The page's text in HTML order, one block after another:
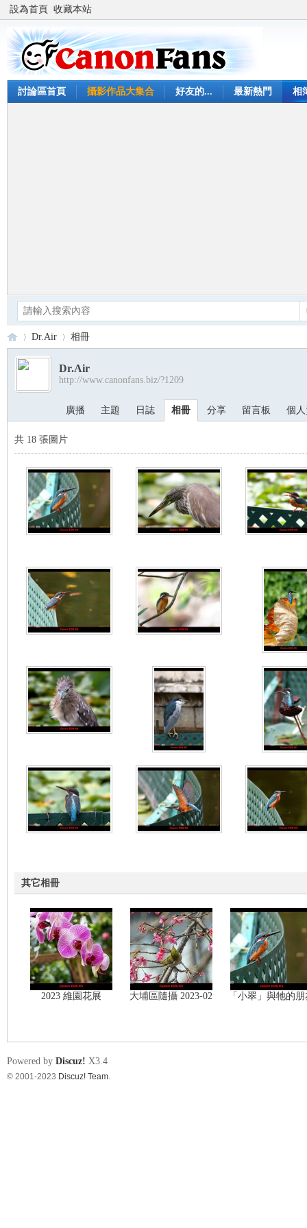
設為首頁 收藏本站
討論區首頁 攝影作品大集合 好友的... 最新熱門 相
Ca›
Dr.Air 相冊
Dr.Air
http://www.canonfans.biz/?1209
廣播 主題 日誌 相冊 分享 留言板 個
共 18 張圖片
其它相冊
2023 維園花展 大埔區隨攝 2023-02 「小翠」與牠的朋
Powered by Discuz! X3.4
© 2001-2023 Discuz! Team.